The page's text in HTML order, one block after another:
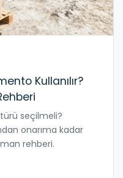
Kullanılır?
seçilmeli?
onarıma kadar
rehberi.